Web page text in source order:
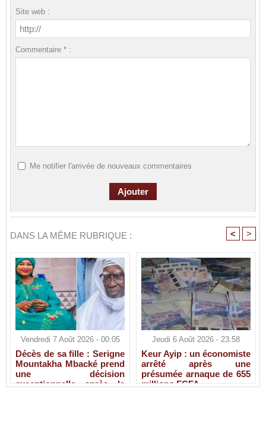
Site web :
Commentaire * :
Me notifier l'arrivée de nouveaux commentaires
DANS LA MÊME RUBRIQUE : < >
Vendredi 7 Août 2026 - 00:05
Décès de sa fille : Serigne
Mountakha Mbacké prend
une décision
exceptionnelle après la
Jeudi 6 Août 2026 - 23:58
Keur Ayip : un économiste
arrêté après une
présumée arnaque de 655
millions FCFA